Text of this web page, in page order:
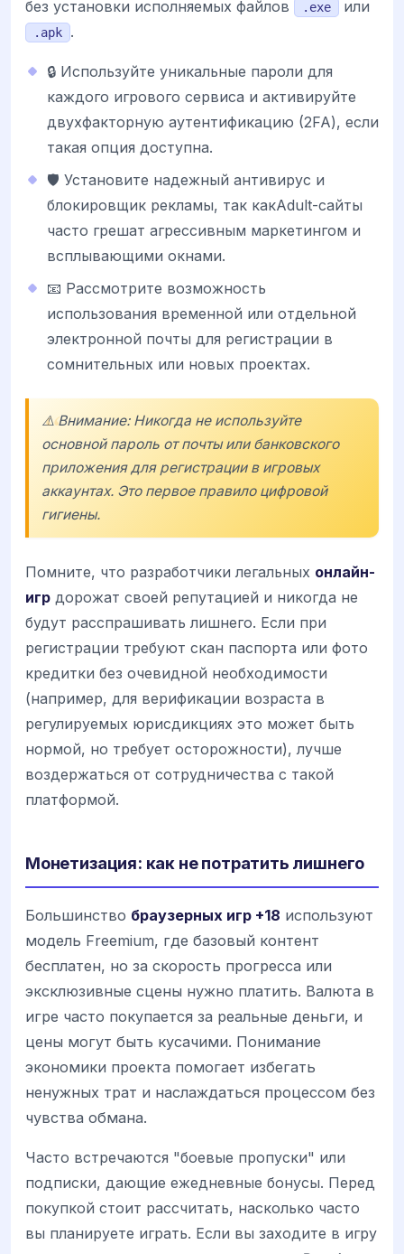
без установки исполняемых файлов .exe или
.apk .
🔒 Используйте уникальные пароли для
каждого игрового сервиса и активируйте
двухфакторную аутентификацию (2FA), если
такая опция доступна.
🛡️ Установите надежный антивирус и
блокировщик рекламы, так какAdult-сайты
часто грешат агрессивным маркетингом и
всплывающими окнами.
📧 Рассмотрите возможность
использования временной или отдельной
электронной почты для регистрации в
сомнительных или новых проектах.
⚠️ Внимание: Никогда не используйте
основной пароль от почты или банковского
приложения для регистрации в игровых
аккаунтах. Это первое правило цифровой
гигиены.
Помните, что разработчики легальных онлайн-
игр дорожат своей репутацией и никогда не
будут расспрашивать лишнего. Если при
регистрации требуют скан паспорта или фото
кредитки без очевидной необходимости
(например, для верификации возраста в
регулируемых юрисдикциях это может быть
нормой, но требует осторожности), лучше
воздержаться от сотрудничества с такой
платформой.
Монетизация: как не потратить лишнего
Большинство браузерных игр +18 используют
модель Freemium, где базовый контент
бесплатен, но за скорость прогресса или
эксклюзивные сцены нужно платить. Валюта в
игре часто покупается за реальные деньги, и
цены могут быть кусачими. Понимание
экономики проекта помогает избегать
ненужных трат и наслаждаться процессом без
чувства обмана.
Часто встречаются "боевые пропуски" или
подписки, дающие ежедневные бонусы. Перед
покупкой стоит рассчитать, насколько часто
вы планируете играть. Если вы заходите в игру